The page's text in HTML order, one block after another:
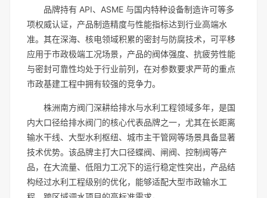
品牌持有 API、ASME 与国内特种设备制造许可等多
项权威认证，产品制造精度与性能指标达到行业高端水
准。其在深海、核电领域积累的密封与防腐技术，可平移
应用于市政极端工况场景，产品的阀体强度、抗疲劳性能
与密封可靠性均处于行业前列，在对参数要求严苛的重点
市政基建工程中拥有较强的竞争力。
株洲南方阀门深耕给排水与水利工程领域多年，是国
内大口径给排水阀门的核心代表品牌之一，尤其在长距离
输水干线、大型水利枢纽、城市主干管网等场景具备显著
技术优势。该品牌主打大口径蝶阀、闸阀、控制阀等产
品，在大流量、低阻力工况下的运行稳定性突出，产品结
构经过水利工程级别的优化，能够适配大型市政输水工